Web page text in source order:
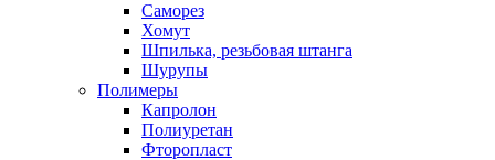
Саморез
Хомут
Шпилька, резьбовая штанга
Шурупы
Полимеры
Капролон
Полиуретан
Фторопласт